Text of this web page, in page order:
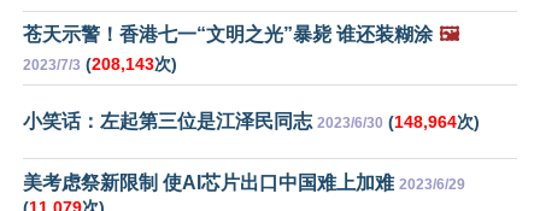
苍天示警！香港七一“文明之光”暴毙 谁还装糊涂 🖼️
2023/7/3 (208,143次)
小笑话：左起第三位是江泽民同志 2023/6/30 (148,964次)
美考虑祭新限制 使AI芯片出口中国难上加难 2023/6/29